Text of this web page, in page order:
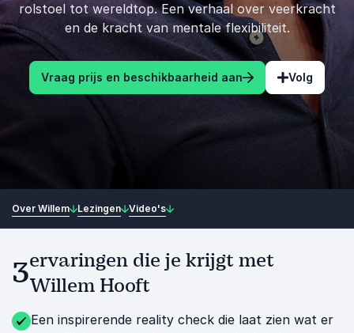
rolstoel tot wereldtop. Een verhaal over veerkracht
en de kracht van mentale flexibiliteit.
Vraag prijs en beschikbaarheid aan Volg
Over Willem Lezingen Video's
3ervaringen die je krijgt met
Willem Hooft
Een inspirerende reality check die laat zien wat er